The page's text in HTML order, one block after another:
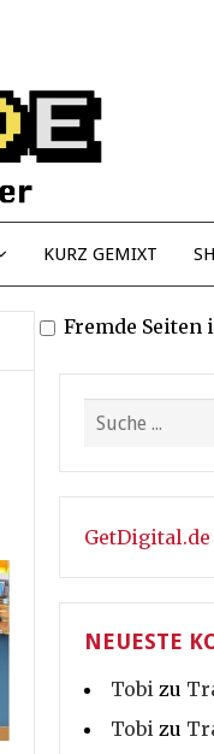
KURZ GEMIXT
Fremde Seiten
GetDigital.de
NEUESTE
Tobi zu
Tobi zu